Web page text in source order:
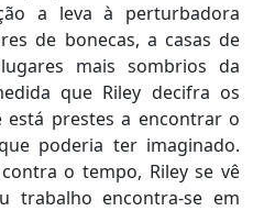
a leva à perturbadora
de bonecas, a casas de
mais sombrios da
que Riley decifra os
está prestes a encontrar o
poderia ter imaginado.
o tempo, Riley se vê
trabalho encontra-se em